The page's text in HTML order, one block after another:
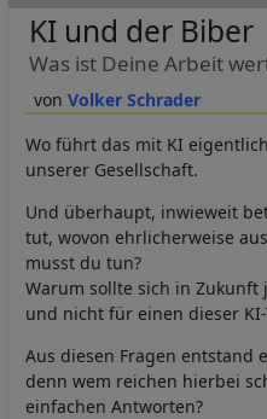
Volker Schrader
KI und der Biber
Was ist Deine Arbeit
Wo führt das mit KI
unserer Gesellschaft.
Und überhaupt, inwieweit
tut, wovon ehrlicherweise
musst du tun?
Warum sollte sich in
und nicht für einen dieser KI-
Aus diesen Fragen entstand
denn wem reichen hierbei
einfachen Antworten?